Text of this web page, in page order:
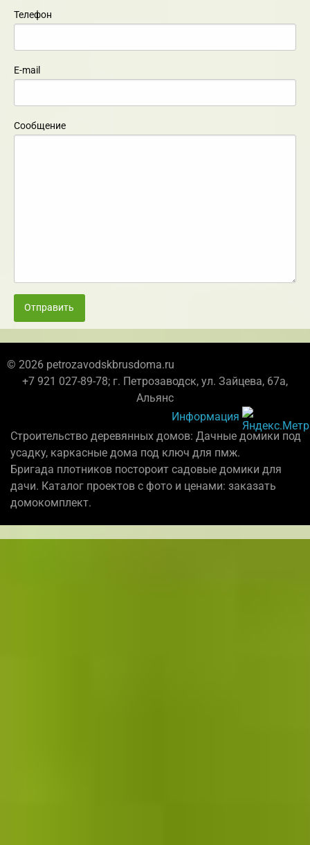
Телефон
E-mail
Сообщение
Отправить
© 2026 petrozavodskbrusdoma.ru
+7 921 027-89-78; г. Петрозаводск, ул. Зайцева, 67а,
Альянс
Информация
Строительство деревянных домов: Дачные домики под
усадку, каркасные дома под ключ для пмж.
Бригада плотников постороит садовые домики для
дачи. Каталог проектов с фото и ценами: заказать
домокомплект.